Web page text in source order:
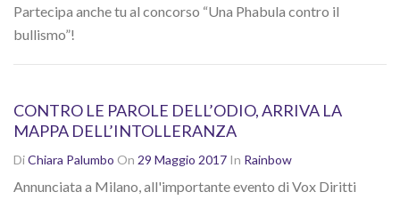
Partecipa anche tu al concorso “Una Phabula contro il
bullismo”!
CONTRO LE PAROLE DELL’ODIO, ARRIVA LA
MAPPA DELL’INTOLLERANZA
DiChiara Palumbo On 29 Maggio 2017 In Rainbow
Annunciata a Milano, all'importante evento di Vox Diritti